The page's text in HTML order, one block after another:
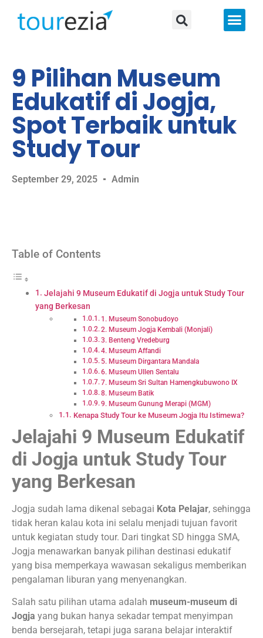
9 Pilihan Museum
Edukatif di Jogja,
Spot Terbaik untuk
Study Tour
September 29, 2025 Admin
Table of Contents
Jelajahi 9 Museum Edukatif di Jogja untuk Study Tour
yang Berkesan
1. Museum Sonobudoyo
2. Museum Jogja Kembali (Monjali)
3. Benteng Vredeburg
4. Museum Affandi
5. Museum Dirgantara Mandala
6. Museum Ullen Sentalu
7. Museum Sri Sultan Hamengkubuwono IX
8. Museum Batik
9. Museum Gunung Merapi (MGM)
Kenapa Study Tour ke Museum Jogja Itu Istimewa?
Jelajahi 9 Museum Edukatif
di Jogja untuk Study Tour
yang Berkesan
Jogja sudah lama dikenal sebagai Kota Pelajar, sehingga
tidak heran kalau kota ini selalu menjadi tujuan favorit
untuk kegiatan study tour. Dari tingkat SD hingga SMA,
Jogja menawarkan banyak pilihan destinasi edukatif
yang bisa memperkaya wawasan sekaligus memberikan
pengalaman liburan yang menyenangkan.
Salah satu pilihan utama adalah museum-museum di
Jogja yang bukan hanya sekadar tempat menyimpan
benda bersejarah, tetapi juga sarana belajar interaktif